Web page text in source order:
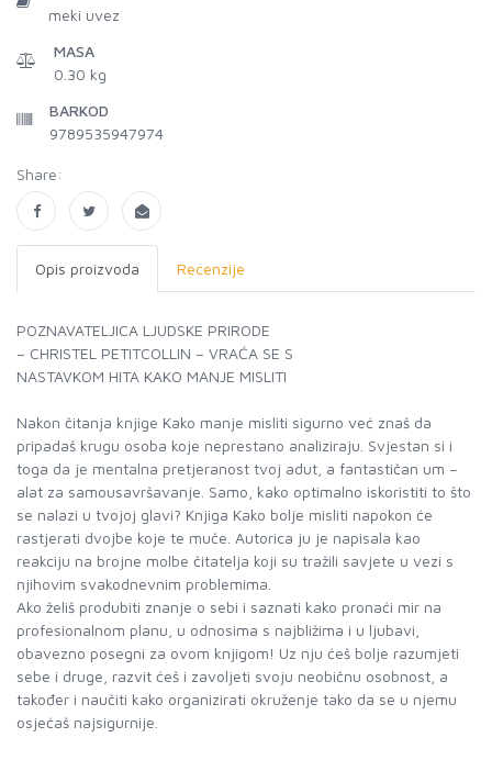
meki uvez
MASA
0.30 kg
BARKOD
9789535947974
Share:
Opis proizvoda Recenzije
POZNAVATELJICA LJUDSKE PRIRODE
– CHRISTEL PETITCOLLIN – VRAĆA SE S
NASTAVKOM HITA KAKO MANJE MISLITI
Nakon čitanja knjige Kako manje misliti sigurno već znaš da
pripadaš krugu osoba koje neprestano analiziraju. Svjestan si i
toga da je mentalna pretjeranost tvoj adut, a fantastičan um –
alat za samousavršavanje. Samo, kako optimalno iskoristiti to što
se nalazi u tvojoj glavi? Knjiga Kako bolje misliti napokon će
rastjerati dvojbe koje te muče. Autorica ju je napisala kao
reakciju na brojne molbe čitatelja koji su tražili savjete u vezi s
njihovim svakodnevnim problemima.
Ako želiš produbiti znanje o sebi i saznati kako pronaći mir na
profesionalnom planu, u odnosima s najbližima i u ljubavi,
obavezno posegni za ovom knjigom! Uz nju ćeš bolje razumjeti
sebe i druge, razvit ćeš i zavoljeti svoju neobičnu osobnost, a
također i naučiti kako organizirati okruženje tako da se u njemu
osjećaš najsigurnije.